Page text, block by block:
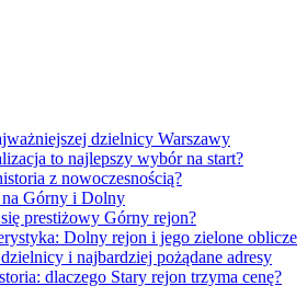
dzielnicy Warszawy
to najlepszy wybór na start?
z nowoczesnością?
na Górny i Dolny
prestiżowy Górny rejon?
Dolny rejon i jego zielone oblicze
i najbardziej pożądane adresy
dlaczego Stary rejon trzyma cenę?